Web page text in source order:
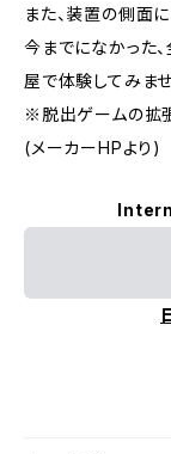
また、装置の側面
今までになかった
屋で体験してみま
※脱出ゲームの拡
(メーカーHPより)